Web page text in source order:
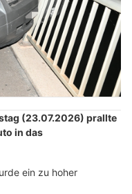
(23.07.2026) prallte
in das
ein zu hoher